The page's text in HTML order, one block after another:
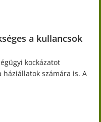
a kullancsok
kockázatot
háziállatok számára is. A